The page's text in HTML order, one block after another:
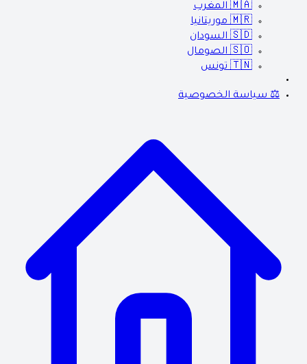
🇲🇦 المغرب
🇲🇷 موريتانيا
🇸🇩 السودان
🇸🇴 الصومال
🇹🇳 تونس
⚖️ سياسة الخصوصية